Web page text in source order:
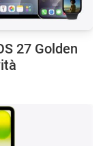
27 Golden